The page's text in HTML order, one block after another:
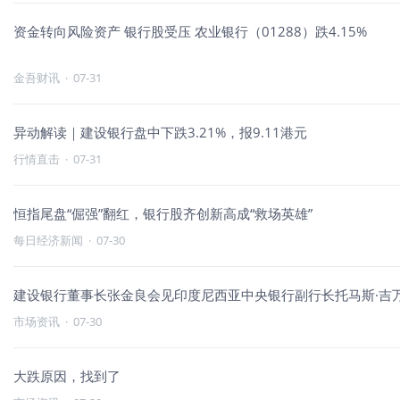
资金转向风险资产 银行股受压 农业银行（01288）跌4.15%
金吾财讯 · 07-31
异动解读｜建设银行盘中下跌3.21%，报9.11港元
行情直击 · 07-31
恒指尾盘“倔强”翻红，银行股齐创新高成“救场英雄”
每日经济新闻 · 07-30
建设银行董事长张金良会见印度尼西亚中央银行副行长托马斯·吉
市场资讯 · 07-30
大跌原因，找到了